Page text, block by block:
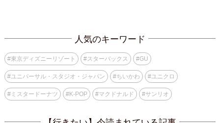
人気のキーワード
#東京ディズニーリゾート #スターバックス #GU
#ユニバーサル・スタジオ・ジャパン #ちいかわ #ユニクロ
#ミスタードーナツ #K-POP #マクドナルド #サンリオ